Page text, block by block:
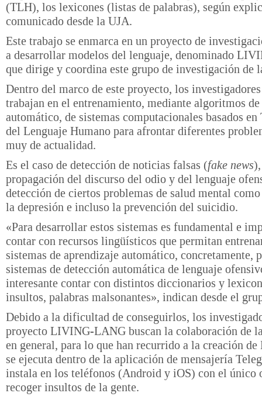
(TLH), los lexicones (listas de palabras), según
comunicado desde la UJA.
Este trabajo se enmarca en un proyecto de
a desarrollar modelos del lenguaje, denominado
que dirige y coordina este grupo de investigación de
Dentro del marco de este proyecto, los
trabajan en el entrenamiento, mediante algoritmos
automático, de sistemas computacionales basados en
del Lenguaje Humano para afrontar diferentes
muy de actualidad.
Es el caso de detección de noticias falsas (fake news
propagación del discurso del odio y del lenguaje
detección de ciertos problemas de salud mental
la depresión e incluso la prevención del suicidio.
«Para desarrollar estos sistemas es fundamental e
contar con recursos lingüísticos que permitan
sistemas de aprendizaje automático, concretamente,
sistemas de detección automática de lenguaje
interesante contar con distintos diccionarios y
insultos, palabras malsonantes», indican desde el
Debido a la dificultad de conseguirlos, los
proyecto LIVING-LANG buscan la colaboración de
en general, para lo que han recurrido a la creación de
se ejecuta dentro de la aplicación de mensajería
instala en los teléfonos (Android y iOS) con el único
recoger insultos de la gente.